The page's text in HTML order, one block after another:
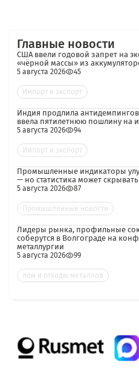
Главные новости
США ввели годовой запрет на
«чёрной массы» из
5 августа 2026 45
Импорт и экспорт
Индия продлила
ввела пятилетнюю пошлину на
5 августа 2026 94
Импорт и экспорт
Промышленные индикаторы
— но статистика может
5 августа 2026 87
Промышленные новости
Лидеры рынка, профильные
соберутся в Волгограде на
металлургии
5 августа 2026 99
лом и отходы металлов